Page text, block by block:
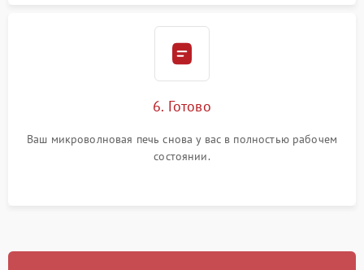
6. Готово
Ваш микроволновая печь снова у вас в полностью рабочем
состоянии.